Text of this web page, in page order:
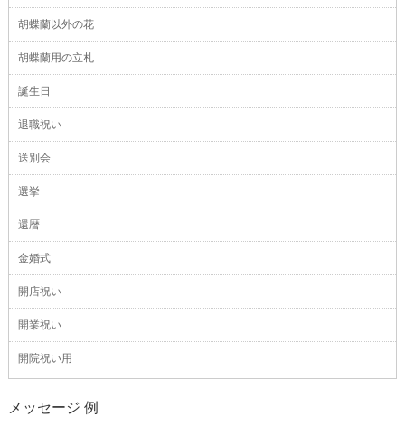
胡蝶蘭以外の花
胡蝶蘭用の立札
誕生日
退職祝い
送別会
選挙
還暦
金婚式
開店祝い
開業祝い
開院祝い用
メッセージ 例